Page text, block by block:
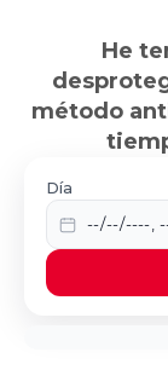
He
método
Día